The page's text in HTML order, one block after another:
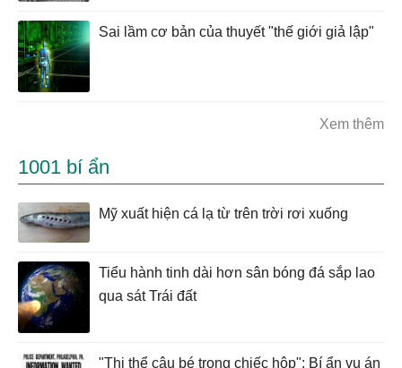
Sai lầm cơ bản của thuyết "thế giới giả lập"
Xem thêm
1001 bí ẩn
Mỹ xuất hiện cá lạ từ trên trời rơi xuống
Tiểu hành tinh dài hơn sân bóng đá sắp lao
qua sát Trái đất
"Thi thể cậu bé trong chiếc hộp": Bí ẩn vụ án